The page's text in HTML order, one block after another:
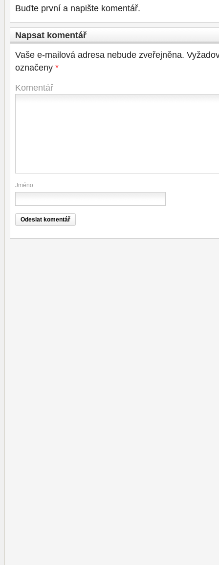
Buďte první a napište komentář.
Napsat komentář
Vaše e-mailová adresa nebude zveřejněna.
označeny *
Komentář
Jméno